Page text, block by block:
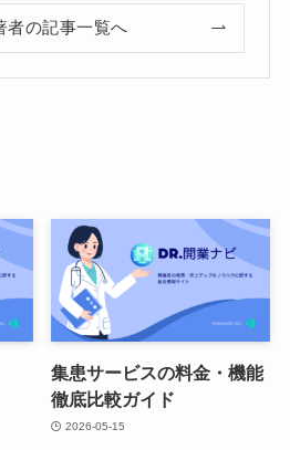
者の記事一覧へ
集患サービスの料金・機能
徹底比較ガイド
2026-05-15